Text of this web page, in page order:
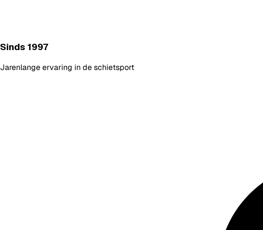
Sinds 1997
Jarenlange ervaring in de schietsport